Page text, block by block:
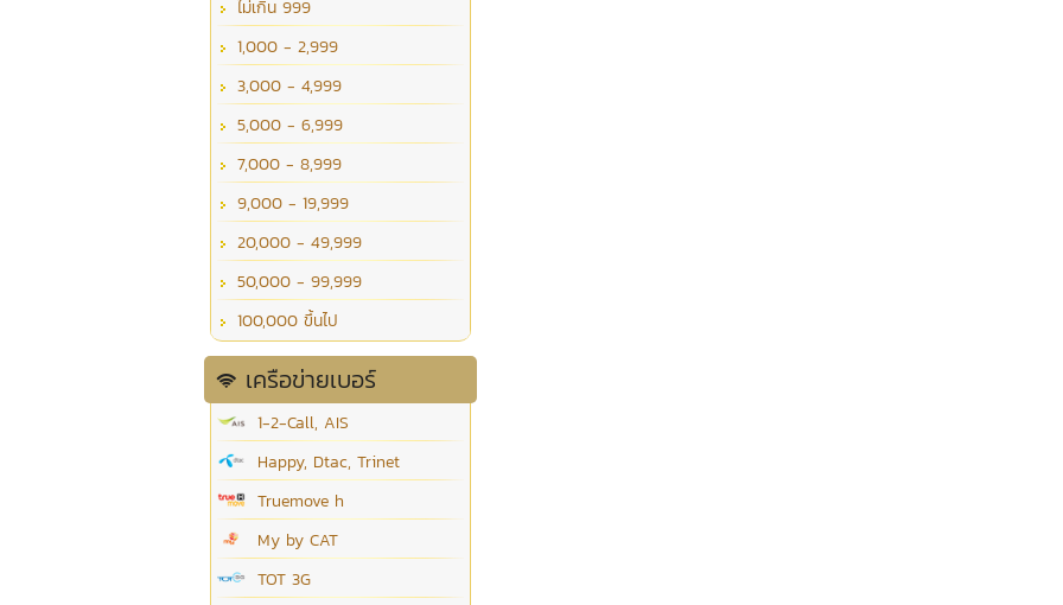
ไม่เกิน 999
1,000 - 2,999
3,000 - 4,999
5,000 - 6,999
7,000 - 8,999
9,000 - 19,999
20,000 - 49,999
50,000 - 99,999
100,000 ขึ้นไป
เครือข่ายเบอร์
1-2-Call, AIS
Happy, Dtac, Trinet
Truemove h
My by CAT
TOT 3G